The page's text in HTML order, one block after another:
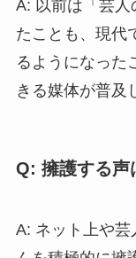
A: 以前は「芸人
たことも、現代
るようになった
きる媒体が普及
Q: 擁護する声
A: ネット上や芸